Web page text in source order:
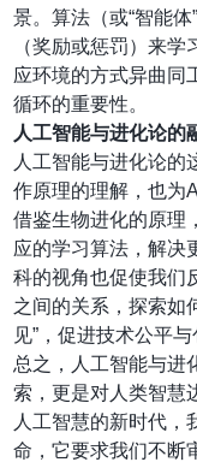
景。算法（或“智能
（奖励或惩罚）来
应环境的方式异曲同
循环的重要性。
人工智能与进化论的
人工智能与进化论的
作原理的理解，也为
借鉴生物进化的原理
应的学习算法，解决
科的视角也促使我们
之间的关系，探索如
见”，促进技术公平与
总之，人工智能与进
索，更是对人类智慧
人工智慧的新时代，
命，它要求我们不断